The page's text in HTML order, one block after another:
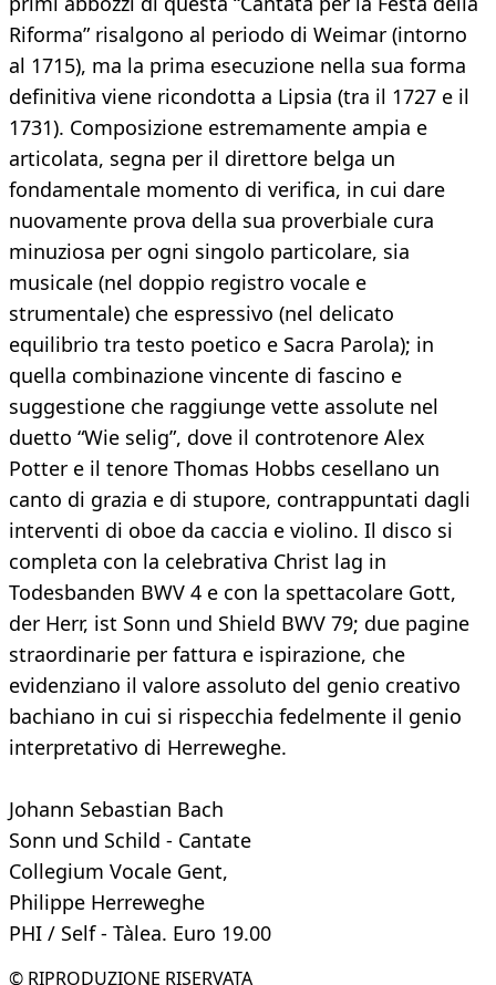
Riforma” risalgono al periodo di Weimar (intorno
al 1715), ma la prima esecuzione nella sua forma
definitiva viene ricondotta a Lipsia (tra il 1727 e il
1731). Composizione estremamente ampia e
articolata, segna per il direttore belga un
fondamentale momento di verifica, in cui dare
nuovamente prova della sua proverbiale cura
minuziosa per ogni singolo particolare, sia
musicale (nel doppio registro vocale e
strumentale) che espressivo (nel delicato
equilibrio tra testo poetico e Sacra Parola); in
quella combinazione vincente di fascino e
suggestione che raggiunge vette assolute nel
duetto “Wie selig”, dove il controtenore Alex
Potter e il tenore Thomas Hobbs cesellano un
canto di grazia e di stupore, contrappuntati dagli
interventi di oboe da caccia e violino. Il disco si
completa con la celebrativa Christ lag in
Todesbanden BWV 4 e con la spettacolare Gott,
der Herr, ist Sonn und Shield BWV 79; due pagine
straordinarie per fattura e ispirazione, che
evidenziano il valore assoluto del genio creativo
bachiano in cui si rispecchia fedelmente il genio
interpretativo di Herreweghe.
Johann Sebastian Bach
Sonn und Schild - Cantate
Collegium Vocale Gent,
Philippe Herreweghe
PHI / Self - Tàlea. Euro 19.00
© RIPRODUZIONE RISERVATA